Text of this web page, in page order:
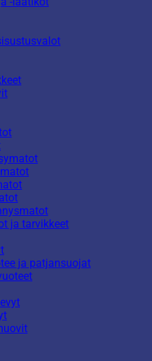
ja tarvikkeet
ja patjansuojat